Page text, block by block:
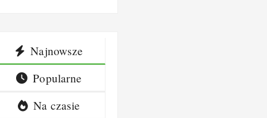
Najnowsze
Popularne
Na czasie